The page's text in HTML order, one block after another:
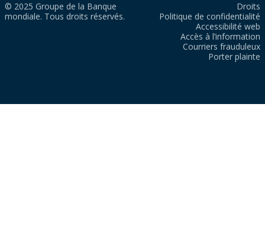
© 2025 Groupe de la Banque
mondiale. Tous droits réservés.
Droits
Politique de confidentialité
Accessibilité web
Accès à l’information
Courriers frauduleux
Porter plainte